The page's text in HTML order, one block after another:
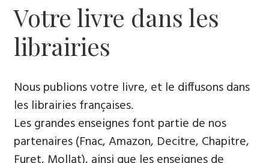
Votre livre dans les
librairies
Nous publions votre livre, et le diffusons dans
les librairies françaises​.
Les grandes enseignes font partie de nos
partenaires (Fnac, Amazon, Decitre, Chapitre,